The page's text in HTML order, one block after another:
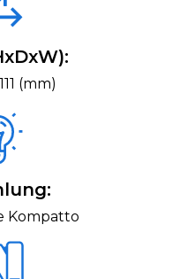
(mm)
Kompatto